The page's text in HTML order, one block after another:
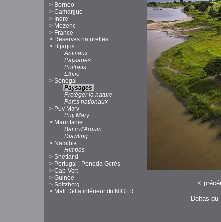
> Bornéo
> Camargue
> Indre
> Mezenc
> France
> Réserves naturelles
> Bijagos
Animaux
Paysages
Portraits
Ethno
> Sénégal
Paysages
Protéger la nature
Parcs nationaux
> Puy Mary
Puy Mary
> Mauritanie
Banc d'Arguin
Diawling
> Namibie
Himbas
> Shetland
> Portugal : Peneda Gerès
> Cap-Vert
> Guinée
> Spitzberg
> Mali Delta intérieur du NIGER
<
Deltas du